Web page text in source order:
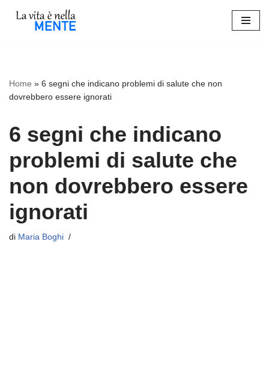
Home » 6 segni che indicano problemi di salute che non
dovrebbero essere ignorati
6 segni che indicano
problemi di salute che
non dovrebbero essere
ignorati
di Maria Boghi